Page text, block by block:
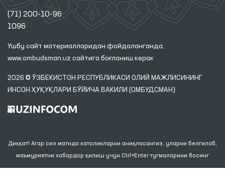
(71) 200-10-96
1096
Ушбу сайт материалларидан фойдаланганда,
www.ombudsman.uz сайтига боғланиш керак
2026 © ЎЗБЕКИСТОН РЕСПУБЛИКАСИ ОЛИЙ МАЖЛИСИНИНГ
ИНСОН ҲУҚУҚЛАРИ БЎЙИЧА ВАКИЛИ (ОМБУДСМАН)
Диққат! Агар сиз матнда хатоликларни аниқласангиз, уларни белгилаб,
маъмуриятни хабардор қилиш учун Ctrl+Enter тугмаларини босинг